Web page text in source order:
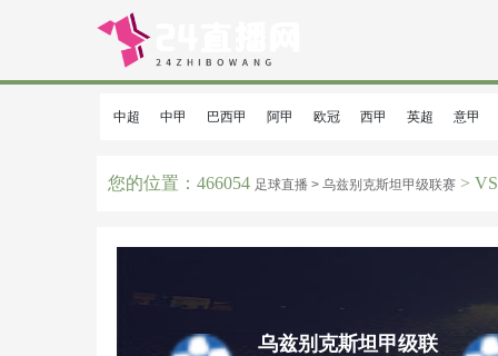
中超 中甲 巴西甲 阿甲 欧冠 西甲 英超 意甲
您的位置：466054 足球直播 > 乌兹别克斯坦甲级联赛 > VS
乌兹别克斯坦甲级联